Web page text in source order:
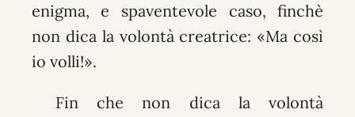
enigma, e spaventevole caso, finchè
non dica la volontà creatrice: «Ma così
io volli!».
Fin che non dica la volontà